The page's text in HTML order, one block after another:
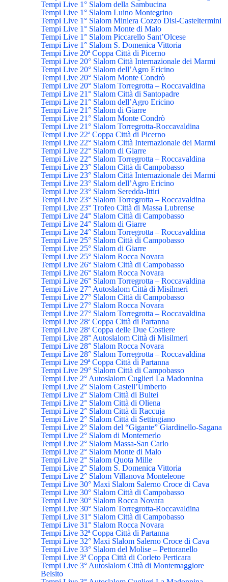
Tempi Live 1° Slalom della Sambucina
Tempi Live 1° Slalom Luino Montegrino
Tempi Live 1° Slalom Miniera Cozzo Disi-Casteltermini
Tempi Live 1° Slalom Monte di Malo
Tempi Live 1° Slalom Piccarello Sant’Olcese
Tempi Live 1° Slalom S. Domenica Vittoria
Tempi Live 20ª Coppa Città di Picerno
Tempi Live 20° Slalom Città Internazionale dei Marmi
Tempi Live 20° Slalom dell’Agro Ericino
Tempi Live 20° Slalom Monte Condrò
Tempi Live 20° Slalom Torregrotta – Roccavaldina
Tempi Live 21° Slalom Città di Santopadre
Tempi Live 21° Slalom dell’Agro Ericino
Tempi Live 21° Slalom di Giarre
Tempi Live 21° Slalom Monte Condrò
Tempi Live 21° Slalom Torregrotta-Roccavaldina
Tempi Live 22ª Coppa Città di Picerno
Tempi Live 22° Slalom Città Internazionale dei Marmi
Tempi Live 22° Slalom di Giarre
Tempi Live 22° Slalom Torregrotta – Roccavaldina
Tempi Live 23° Slalom Città di Campobasso
Tempi Live 23° Slalom Città Internazionale dei Marmi
Tempi Live 23° Slalom dell’Agro Ericino
Tempi Live 23° Slalom Seredda-Ittiri
Tempi Live 23° Slalom Torregrotta – Roccavaldina
Tempi Live 23° Trofeo Città di Massa Lubrense
Tempi Live 24° Slalom Città di Campobasso
Tempi Live 24° Slalom di Giarre
Tempi Live 24° Slalom Torregrotta – Roccavaldina
Tempi Live 25° Slalom Città di Campobasso
Tempi Live 25° Slalom di Giarre
Tempi Live 25° Slalom Rocca Novara
Tempi Live 26° Slalom Città di Campobasso
Tempi Live 26° Slalom Rocca Novara
Tempi Live 26° Slalom Torregrotta – Roccavaldina
Tempi Live 27° Autoslalom Città di Misilmeri
Tempi Live 27° Slalom Città di Campobasso
Tempi Live 27° Slalom Rocca Novara
Tempi Live 27° Slalom Torregrotta – Roccavaldina
Tempi Live 28ª Coppa Città di Partanna
Tempi Live 28ª Coppa delle Due Costiere
Tempi Live 28° Autoslalom Città di Misilmeri
Tempi Live 28° Slalom Rocca Novara
Tempi Live 28° Slalom Torregrotta – Roccavaldina
Tempi Live 29ª Coppa Città di Partanna
Tempi Live 29° Slalom Città di Campobasso
Tempi Live 2° Autoslalom Cuglieri La Madonnina
Tempi Live 2° Slalom Castell’Umberto
Tempi Live 2° Slalom Città di Bultei
Tempi Live 2° Slalom Città di Oliena
Tempi Live 2° Slalom Città di Raccuja
Tempi Live 2° Slalom Città di Settingiano
Tempi Live 2° Slalom del “Gigante” Giardinello-Sagana
Tempi Live 2° Slalom di Montemerlo
Tempi Live 2° Slalom Massa-San Carlo
Tempi Live 2° Slalom Monte di Malo
Tempi Live 2° Slalom Quota Mille
Tempi Live 2° Slalom S. Domenica Vittoria
Tempi Live 2° Slalom Villanova Monteleone
Tempi Live 30° Maxi Slalom Salerno Croce di Cava
Tempi Live 30° Slalom Città di Campobasso
Tempi Live 30° Slalom Rocca Novara
Tempi Live 30° Slalom Torregrotta-Roccavaldina
Tempi Live 31° Slalom Città di Campobasso
Tempi Live 31° Slalom Rocca Novara
Tempi Live 32ª Coppa Città di Partanna
Tempi Live 32° Maxi Slalom Salerno Croce di Cava
Tempi Live 33° Slalom del Molise – Pettoranello
Tempi Live 3ª Coppa Città di Corleto Perticara
Tempi Live 3° Autoslalom Città di Montemaggiore
Belsito